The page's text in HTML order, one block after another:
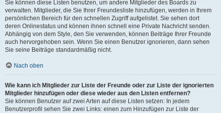
Sie können diese Listen benutzen, um andere Mitglieder des Boards zu
verwalten. Mitglieder, die Sie Ihrer Freundesliste hinzufügen, werden in Ihrem
persönlichen Bereich für den schnellen Zugriff aufgelistet. Sie sehen dort
deren Onlinestatus und können ihnen schnell eine Private Nachricht senden.
Abhängig von dem Style, den Sie verwenden, können Beiträge Ihrer Freunde
auch hervorgehoben sein. Wenn Sie einen Benutzer ignorieren, dann sehen
Sie seine Beiträge standardmäßig nicht.
Nach oben
Wie kann ich Mitglieder zur Liste der Freunde oder zur Liste der ignorierten
Mitglieder hinzufügen oder diese wieder aus den Listen entfernen?
Sie können Benutzer auf zwei Arten auf diese Listen setzen: In jedem
Benutzerprofil sehen Sie zwei Links: einen zum Hinzufügen zur Liste der